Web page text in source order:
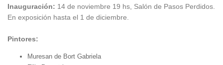
Inauguración: 14 de noviembre 19 hs, Salón de Pasos Perdidos.
En exposición hasta el 1 de diciembre.
Pintores:
Muresan de Bort Gabriela